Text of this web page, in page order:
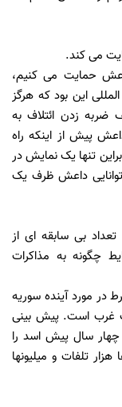
می کند.
حمایت می کنیم،
این بود که هرگز
ضربه زدن ائتلاف به
پیش از اینکه راه
تنها یک نمایش در
داعش ظرف یک
بی سابقه ای از
چگونه به مذاکرات
مورد آینده سوریه
غرب است. پیش بینی
چهار سال پیش اسد را
تلفات و میلیونها